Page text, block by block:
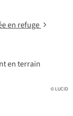
en refuge
© LUCID